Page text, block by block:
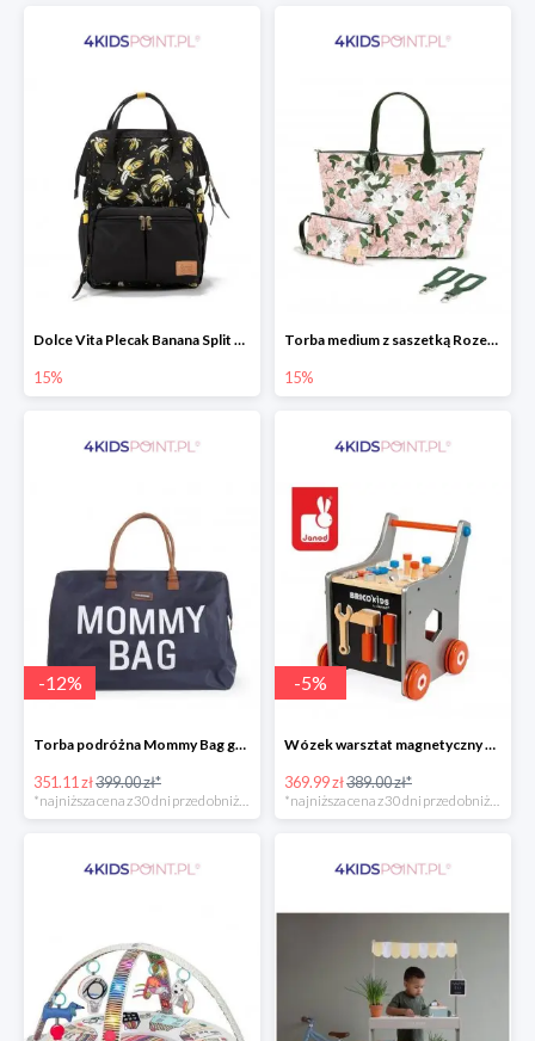
Dolce Vita Plecak Banana Split Black La Millou
15%
Torba medium z saszetką Rozenek Lady Peony Premium Zip La Millou
15%
-12%
Torba podróżna Mommy Bag grant Childhome
351.11 zł399.00 zł*
*najniższa cena z 30 dni przed obniżką
-5%
Wózek warsztat magnetyczny z narzędziami Brico ‘Kids kolekcja 2018, Janod
369.99 zł389.00 zł*
*najniższa cena z 30 dni przed obniżką